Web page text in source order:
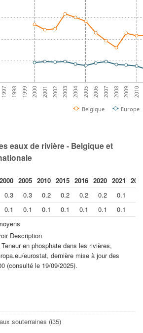
1997 1998 1999 2000 2001 2002 2003 2004 2005 2006 2007 2008 2009 2010
Belgique Europe
eaux de rivière - Belgique et
2000 2005 2010 2015 2016 2020 2021
0.3 0.3 0.2 0.2 0.2 0.2 0.1
0.1 0.1 0.1 0.1 0.1 0.1 0.1
Description
en phosphate dans les rivières,
eurostat, dernière mise à jour des
(consulté le 19/09/2025).
souterraines (i35)